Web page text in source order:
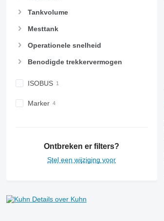
Tankvolume
Mesttank
Operationele snelheid
Benodigde trekkervermogen
ISOBUS
Marker
Ontbreken er filters?
Stel een wijziging voor
Details over Kuhn